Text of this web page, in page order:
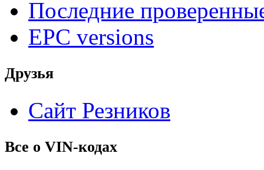
Последние
EPC versions
Друзья
Сайт Резников
Все о VIN-кодах